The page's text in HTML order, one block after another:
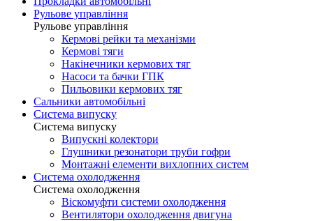
Рульове управління
Рульове управління
Кермові рейки та механізми
Кермові тяги
Накінечники кермових тяг
Насоси та бачки ГПК
Пильовики кермових тяг
Сальники автомобільні
Система випуску
Система випуску
Випускні колектори
Глушники резонатори труби гофри
Монтажні елементи вихлопних систем
Система охолодження
Система охолодження
Віскомуфти системи охолодження
Вентилятори охолодження двигуна